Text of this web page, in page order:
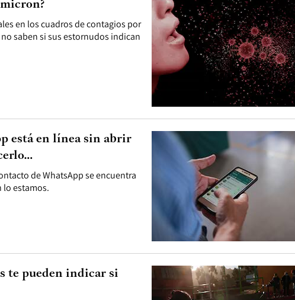
en los cuadros de contagios por
saben si sus estornudos indican
de WhatsApp se encuentra
lo estamos.
está en línea sin abrir
te pueden indicar si